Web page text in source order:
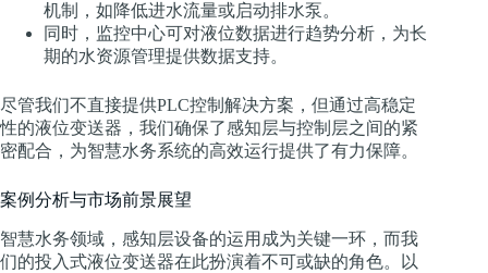
机制，如降低进水流量或启动排水泵。
同时，监控中心可对液位数据进行趋势分析，为长
期的水资源管理提供数据支持。
尽管我们不直接提供PLC控制解决方案，但通过高稳定
性的液位变送器，我们确保了感知层与控制层之间的紧
密配合，为智慧水务系统的高效运行提供了有力保障。
案例分析与市场前景展望
智慧水务领域，感知层设备的运用成为关键一环，而我
们的投入式液位变送器在此扮演着不可或缺的角色。以